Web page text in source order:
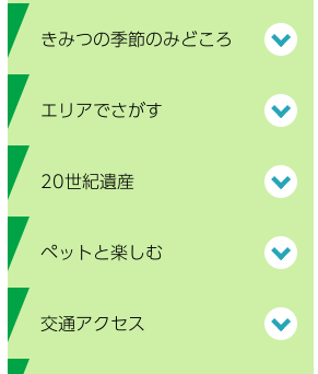
きみつの季節のみどころ
エリアでさがす
20世紀遺産
ペットと楽しむ
交通アクセス